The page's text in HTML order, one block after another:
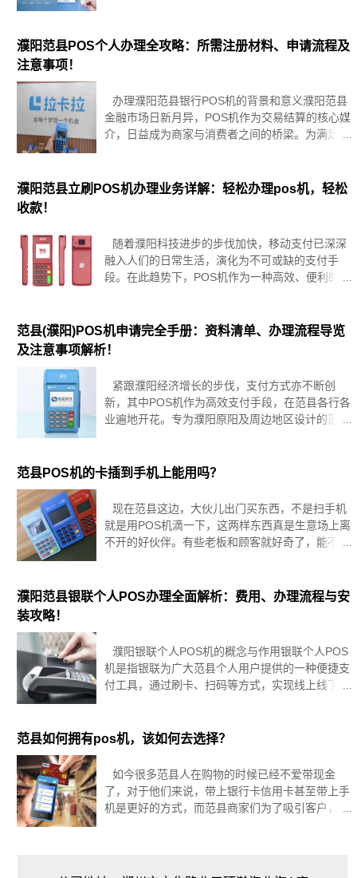
需要银行卡呢？答案是肯定
濮阳范县POS个人办理全攻略：所需注册材料、申请流程及
注意事项！
办理濮阳范县银行POS机的背景和意义濮阳范县
金融市场日新月异，POS机作为交易结算的核心媒
介，日益成为商家与消费者之间的桥梁。为满足范
本文将为您精析在濮阳范县
濮阳范县立刷POS机办理业务详解：轻松办理pos机，轻松
收款！
随着濮阳科技进步的步伐加快，移动支付已深深
融入人们的日常生活，演化为不可或缺的支付手
段。在此趋势下，POS机作为一种高效、便利的收
用POS机这一工具，本篇文章将细
范县(濮阳)POS机申请完全手册：资料清单、办理流程导览
及注意事项解析！
紧跟濮阳经济增长的步伐，支付方式亦不断创
新，其中POS机作为高效支付手段，在范县各行各
业遍地开花。专为濮阳原阳及周边地区设计的范县
程及重要注意事项，助力您无缝
范县POS机的卡插到手机上能用吗？
现在范县这边，大伙儿出门买东西，不是扫手机
就是用POS机滴一下，这两样东西真是生意场上离
不开的好伙伴。有些老板和顾客就好奇了，能不能
这篇文章就是要细细说说这事，
濮阳范县银联个人POS办理全面解析：费用、办理流程与安
装攻略！
濮阳银联个人POS机的概念与作用银联个人POS
机是指银联为广大范县个人用户提供的一种便捷支
付工具，通过刷卡、扫码等方式，实现线上线下多
为濮阳范县支付市场的发展
范县如何拥有pos机，该如何去选择？
如今很多范县人在购物的时候已经不爱带现金
了，对于他们来说，带上银行卡信用卡甚至带上手
机是更好的方式，而范县商家们为了吸引客户，也